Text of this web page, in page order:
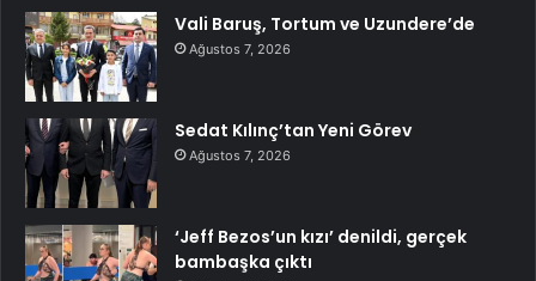
Vali Baruş, Tortum ve Uzundere’de
Ağustos 7, 2026
Sedat Kılınç’tan Yeni Görev
Ağustos 7, 2026
‘Jeff Bezos’un kızı’ denildi, gerçek
bambaşka çıktı